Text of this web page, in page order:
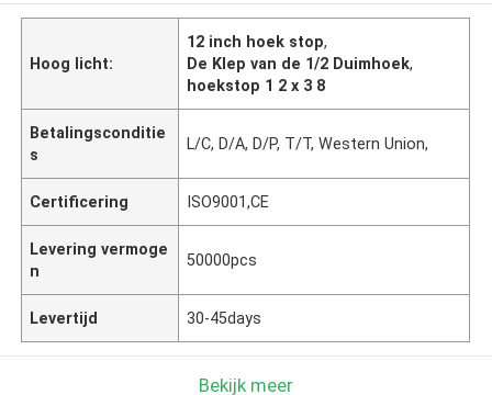
Hoog licht:
12 inch hoek stop,
De Klep van de 1/2 Duimhoek,
hoekstop 1 2 x 3 8
Betalingsconditie
s
L/C, D/A, D/P, T/T, Western Union,
Certificering ISO9001,CE
Levering vermoge
n
50000pcs
Levertijd 30-45days
Bekijk meer